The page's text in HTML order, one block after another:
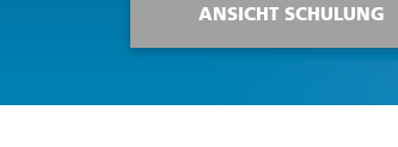
ANSICHT SCHULUNG